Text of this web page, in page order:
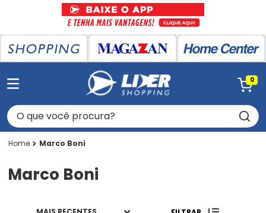
0
O que você procura?
Marco Boni
Marco Boni